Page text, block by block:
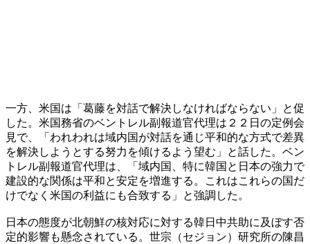
一方、米国は「葛藤を対話で解決しなければならない」と促
した。米国務省のベントレル副報道官代理は２２日の定例会
見で、「われわれは域内国が対話を通じ平和的な方式で差異
を解決しようとする努力を傾けるよう望む」と話した。ベン
トレル副報道官代理は、「域内国、特に韓国と日本の強力で
建設的な関係は平和と安定を増進する。これはこれらの国だ
けでなく米国の利益にも合致する」と強調した。
日本の態度が北朝鮮の核対応に対する韓日中共助に及ぼす否
定的影響も懸念されている。世宗（セジョン）研究所の陳昌